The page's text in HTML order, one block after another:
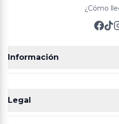
¿Cómo
Información
FRUTERÍAS
POLLERÍA
CHARCUTERIA
Legal
Aviso legal